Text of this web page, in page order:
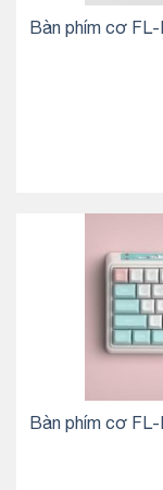
Bàn phím cơ
Bàn phím cơ